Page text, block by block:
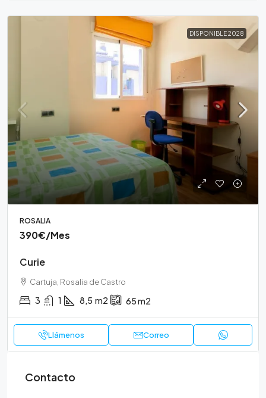
DISPONIBLE 2028
ROSALIA
390€/Mes
Curie
Cartuja, Rosalia de Castro
3 1 8,5 m2 65m2
Llámenos Correo
Contacto